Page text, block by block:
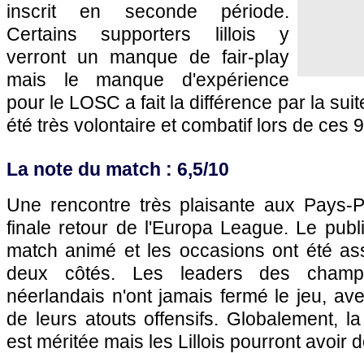
inscrit en seconde période.
Certains supporters lillois y
verront un manque de fair-play
mais le manque d'expérience
pour le LOSC a fait la différence par la
été très volontaire et combatif lors de ces
La note du match : 6,5/10
Une rencontre très plaisante aux
finale retour de l'Europa League. Le
match animé et les occasions ont été
deux côtés. Les leaders des
néerlandais n'ont jamais fermé le jeu,
de leurs atouts offensifs. Globalement,
est méritée mais les Lillois pourront avoir